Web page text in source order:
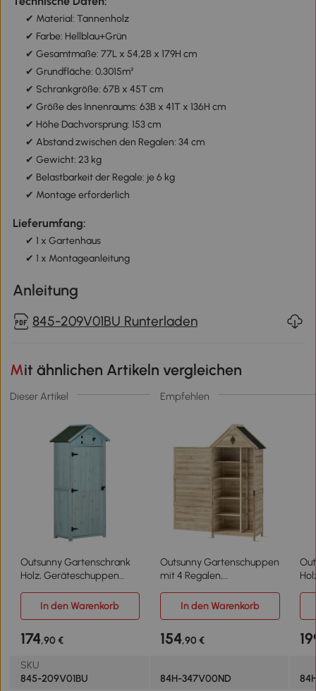
✔ Material: Tannenholz
✔ Farbe: Hellblau+Grün
✔ Gesamtmaße: 77L x 54,2B x 179H cm
✔ Grundfläche: 0,3015m²
✔ Schrankgröße: 67B x 45T cm
✔ Größe des Innenraums: 63B x 41T x 136H cm
✔ Höhe Dachvorsprung: 153 cm
✔ Abstand zwischen den Regalen: 34 cm
✔ Gewicht: 23 kg
✔ Belastbarkeit der Regale: je 6 kg
✔ Montage erforderlich
Lieferumfang:
✔ 1 x Gartenhaus
✔ 1 x Montageanleitung
Anleitung
845-209V01BU Runterladen
Mit ähnlichen Artikeln vergleichen
Dieser Artikel Empfehlen
Outsunny Gartenschrank
Holz, Geräteschuppen
Gerätehaus mit Tür,
Satteldach, Geräteschrank
Werkzeugschrank
Garten, Terrasse,
Hellblau+Grün
Outsunny Gartenschuppen
mit 4 Regalen,
wasserdichtes Asphalt-
Dach, 80 x 49 x 170 cm,
In den Warenkorb In den Warenkorb
174,90 € 154,90 €
SKU
845-209V01BU
84H-347V00ND